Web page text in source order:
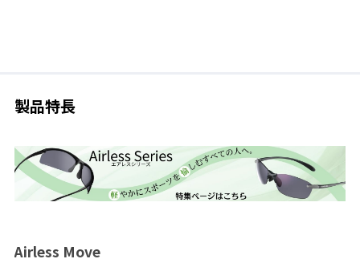
製品特長
Airless Move